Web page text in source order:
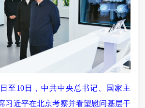
10日，中共中央总书记、国家主
习近平在北京考察并看望慰问基层干